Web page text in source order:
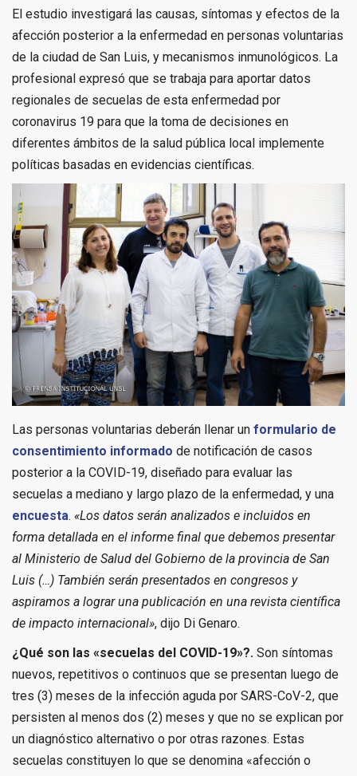
El estudio investigará las causas, síntomas y efectos de la
afección posterior a la enfermedad en personas voluntarias
de la ciudad de San Luis, y mecanismos inmunológicos. La
profesional expresó que se trabaja para aportar datos
regionales de secuelas de esta enfermedad por
coronavirus 19 para que la toma de decisiones en
diferentes ámbitos de la salud pública local implemente
políticas basadas en evidencias científicas.
Las personas voluntarias deberán llenar un formulario de
consentimiento informado de notificación de casos
posterior a la COVID-19, diseñado para evaluar las
secuelas a mediano y largo plazo de la enfermedad, y una
encuesta. «Los datos serán analizados e incluidos en
forma detallada en el informe final que debemos presentar
al Ministerio de Salud del Gobierno de la provincia de San
Luis (…) También serán presentados en congresos y
aspiramos a lograr una publicación en una revista científica
de impacto internacional», dijo Di Genaro.
¿Qué son las «secuelas del COVID-19»?. Son síntomas
nuevos, repetitivos o continuos que se presentan luego de
tres (3) meses de la infección aguda por SARS-CoV-2, que
persisten al menos dos (2) meses y que no se explican por
un diagnóstico alternativo o por otras razones. Estas
secuelas constituyen lo que se denomina «afección o